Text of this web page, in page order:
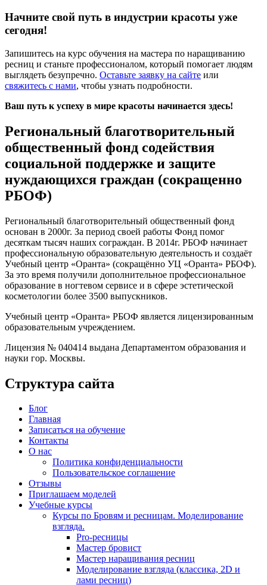
Начните свой путь в индустрии красоты уже
сегодня!
Запишитесь на курс обучения на мастера по наращиванию
ресниц и станьте профессионалом, который помогает людям
выглядеть безупречно. Оставьте заявку на сайте или
свяжитесь с нами, чтобы узнать подробности.
Ваш путь к успеху в мире красоты начинается здесь!
Региональный благотворительный
общественный фонд содействия
социальной поддержке и защите
нуждающихся граждан (сокращенно
РБОФ)
Региональный благотворительный общественный фонд
основан в 2000г. За период своей работы Фонд помог
десяткам тысяч наших сограждан. В 2014г. РБОФ начинает
профессиональную образовательную деятельность и создаёт
Учебный центр «Оранта» (сокращённо УЦ «Оранта» РБОФ).
За это время получили дополнительное профессиональное
образование в ногтевом сервисе и в сфере эстетической
косметологии более 3500 выпускников.
Учебный центр «Оранта» РБОФ является лицензированным
образовательным учреждением.
Лицензия № 040414 выдана Департаментом образования и
науки гор. Москвы.
Структура сайта
Блог
Главная
Записаться на обучение
Контакты
О нас
Политика конфиденциальности
Пользовательское соглашение
Отзывы
Приглашаем моделей
Учебные курсы
Курсы по Бровям и ресницам. Моделирование
взгляда.
Pro-ресницы
Мастер бровист
Мастер наращивания ресниц
Моделирование взгляда (классика, 2D и
лами ресниц)